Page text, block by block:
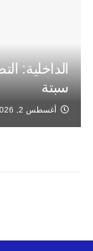
الداخلية:
سبتة
أغسطس 2, 2026